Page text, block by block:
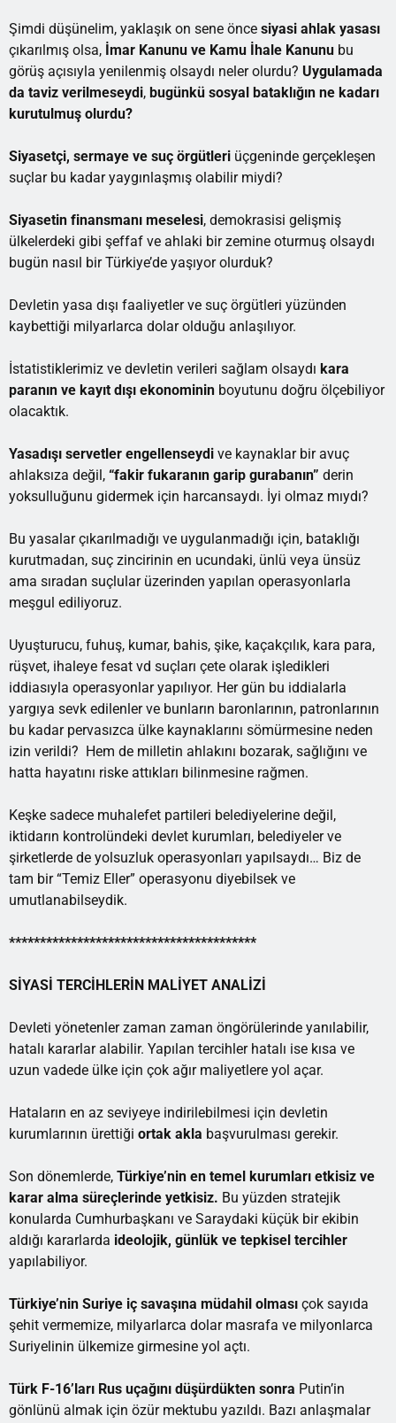
Şimdi düşünelim, yaklaşık on sene önce siyasi ahlak yasası
çıkarılmış olsa, İmar Kanunu ve Kamu İhale Kanunu bu
görüş açısıyla yenilenmiş olsaydı neler olurdu? Uygulamada
da taviz verilmeseydi, bugünkü sosyal bataklığın ne kadarı
kurutulmuş olurdu?
Siyasetçi, sermaye ve suç örgütleri üçgeninde gerçekleşen
suçlar bu kadar yaygınlaşmış olabilir miydi?
Siyasetin finansmanı meselesi, demokrasisi gelişmiş
ülkelerdeki gibi şeffaf ve ahlaki bir zemine oturmuş olsaydı
bugün nasıl bir Türkiye’de yaşıyor olurduk?
Devletin yasa dışı faaliyetler ve suç örgütleri yüzünden
kaybettiği milyarlarca dolar olduğu anlaşılıyor.
İstatistiklerimiz ve devletin verileri sağlam olsaydı kara
paranın ve kayıt dışı ekonominin boyutunu doğru ölçebiliyor
olacaktık.
Yasadışı servetler engellenseydi ve kaynaklar bir avuç
ahlaksıza değil, “fakir fukaranın garip gurabanın” derin
yoksulluğunu gidermek için harcansaydı. İyi olmaz mıydı?
Bu yasalar çıkarılmadığı ve uygulanmadığı için, bataklığı
kurutmadan, suç zincirinin en ucundaki, ünlü veya ünsüz
ama sıradan suçlular üzerinden yapılan operasyonlarla
meşgul ediliyoruz.
Uyuşturucu, fuhuş, kumar, bahis, şike, kaçakçılık, kara para,
rüşvet, ihaleye fesat vd suçları çete olarak işledikleri
iddiasıyla operasyonlar yapılıyor. Her gün bu iddialarla
yargıya sevk edilenler ve bunların baronlarının, patronlarının
bu kadar pervasızca ülke kaynaklarını sömürmesine neden
izin verildi? Hem de milletin ahlakını bozarak, sağlığını ve
hatta hayatını riske attıkları bilinmesine rağmen.
Keşke sadece muhalefet partileri belediyelerine değil,
iktidarın kontrolündeki devlet kurumları, belediyeler ve
şirketlerde de yolsuzluk operasyonları yapılsaydı… Biz de
tam bir “Temiz Eller” operasyonu diyebilsek ve
umutlanabilseydik.
****************************************
SİYASİ TERCİHLERİN MALİYET ANALİZİ
Devleti yönetenler zaman zaman öngörülerinde yanılabilir,
hatalı kararlar alabilir. Yapılan tercihler hatalı ise kısa ve
uzun vadede ülke için çok ağır maliyetlere yol açar.
Hataların en az seviyeye indirilebilmesi için devletin
kurumlarının ürettiği ortak akla başvurulması gerekir.
Son dönemlerde, Türkiye’nin en temel kurumları etkisiz ve
karar alma süreçlerinde yetkisiz. Bu yüzden stratejik
konularda Cumhurbaşkanı ve Saraydaki küçük bir ekibin
aldığı kararlarda ideolojik, günlük ve tepkisel tercihler
yapılabiliyor.
Türkiye’nin Suriye iç savaşına müdahil olması çok sayıda
şehit vermemize, milyarlarca dolar masrafa ve milyonlarca
Suriyelinin ülkemize girmesine yol açtı.
Türk F-16’ları Rus uçağını düşürdükten sonra Putin’in
gönlünü almak için özür mektubu yazıldı. Bazı anlaşmalar